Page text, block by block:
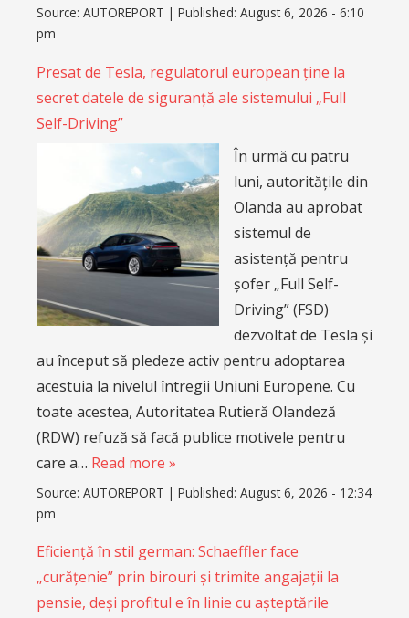
Source: AUTOREPORT | Published: August 6, 2026 - 6:10
pm
Presat de Tesla, regulatorul european ține la
secret datele de siguranță ale sistemului „Full
Self-Driving”
În urmă cu patru
luni, autoritățile din
Olanda au aprobat
sistemul de
asistență pentru
șofer „Full Self-
Driving” (FSD)
dezvoltat de Tesla și
au început să pledeze activ pentru adoptarea
acestuia la nivelul întregii Uniuni Europene. Cu
toate acestea, Autoritatea Rutieră Olandeză
(RDW) refuză să facă publice motivele pentru
care a… Read more »
Source: AUTOREPORT | Published: August 6, 2026 - 12:34
pm
Eficiență în stil german: Schaeffler face
„curățenie” prin birouri și trimite angajații la
pensie, deși profitul e în linie cu așteptările